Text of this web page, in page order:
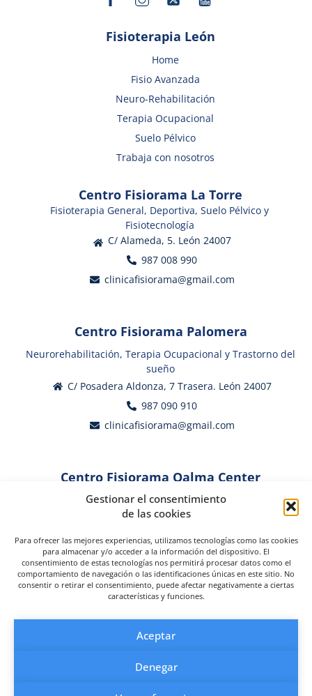
Gestionar el consentimiento
de las cookies
Para ofrecer las mejores experiencias, utilizamos tecnologías como las cookies
para almacenar y/o acceder a la información del dispositivo. El
consentimiento de estas tecnologías nos permitirá procesar datos como el
comportamiento de navegación o las identificaciones únicas en este sitio. No
consentir o retirar el consentimiento, puede afectar negativamente a ciertas
características y funciones.
Aceptar
Denegar
Fisioterapia León
Home
Fisio Avanzada
Neuro-Rehabilitación
Terapia Ocupacional
Suelo Pélvico
Trabaja con nosotros
Centro Fisiorama La Torre
Fisioterapia General, Deportiva, Suelo Pélvico y
Fisiotecnología
C/ Alameda, 5. León 24007
987 008 990
clinicafisiorama@gmail.com
Centro Fisiorama Palomera
Neurorehabilitación, Terapia Ocupacional y Trastorno del
sueño
C/ Posadera Aldonza, 7 Trasera. León 24007
987 090 910
clinicafisiorama@gmail.com
Centro Fisiorama Oalma Center
Fisiotecnología y Terapia Diamagnética
C/ Fuente Sublantina, SN, 24005 León
987 008 990
clinicafisiorama@gmail.com